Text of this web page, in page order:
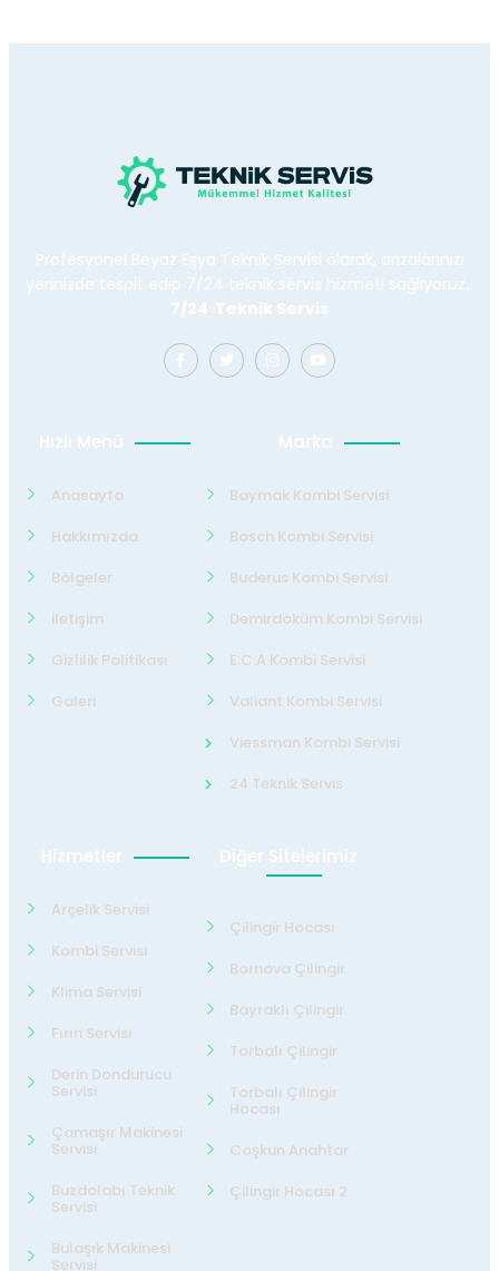
Profesyonel Beyaz Eşya Teknik Servisi olarak, arızalarınızı
yerinizde tespit edip 7/24 teknik servis hizmeti sağlıyoruz.
7/24 Teknik Servis
Hızlı Menü
Anasayfa
Hakkımızda
Bölgeler
İletişim
Gizlilik Politikası
Galeri
Marka
Baymak Kombi Servisi
Bosch Kombi Servisi
Buderus Kombi Servisi
Demirdöküm Kombi Servisi
E.C.A Kombi Servisi
Valiant Kombi Servisi
Viessman Kombi Servisi
24 Teknik Servis
Hizmetler
Arçelik Servisi
Kombi Servisi
Klima Servisi
Fırın Servisi
Derin Dondurucu
Servisi
Çamaşır Makinesi
Servisi
Buzdolabı Teknik
Servisi
Bulaşık Makinesi
Servisi
Diğer Sitelerimiz
Çilingir Hocası
Bornova Çilingir
Bayraklı Çilingir
Torbalı Çilingir
Torbalı Çilingir
Hocası
Coşkun Anahtar
Çilingir Hocası 2